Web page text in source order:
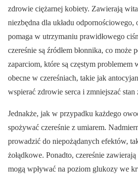
zdrowie ciężarnej kobiety. Zawierają
niezbędna dla układu odpornościowego,
pomaga w utrzymaniu prawidłowego
czereśnie są źródłem błonnika, co może
zaparciom, które są częstym problemem
obecne w czereśniach, takie jak
wspierać zdrowie serca i zmniejszać stan
Jednakże, jak w przypadku każdego
spożywać czereśnie z umiarem.
prowadzić do niepożądanych efektów,
żołądkowe. Ponadto, czereśnie
mogą wpływać na poziom glukozy we